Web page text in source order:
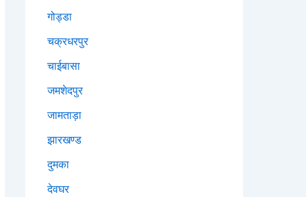
गोड्डा
चक्रधरपुर
चाईबासा
जमशेदपुर
जामताड़ा
झारखण्ड
दुमका
देवघर